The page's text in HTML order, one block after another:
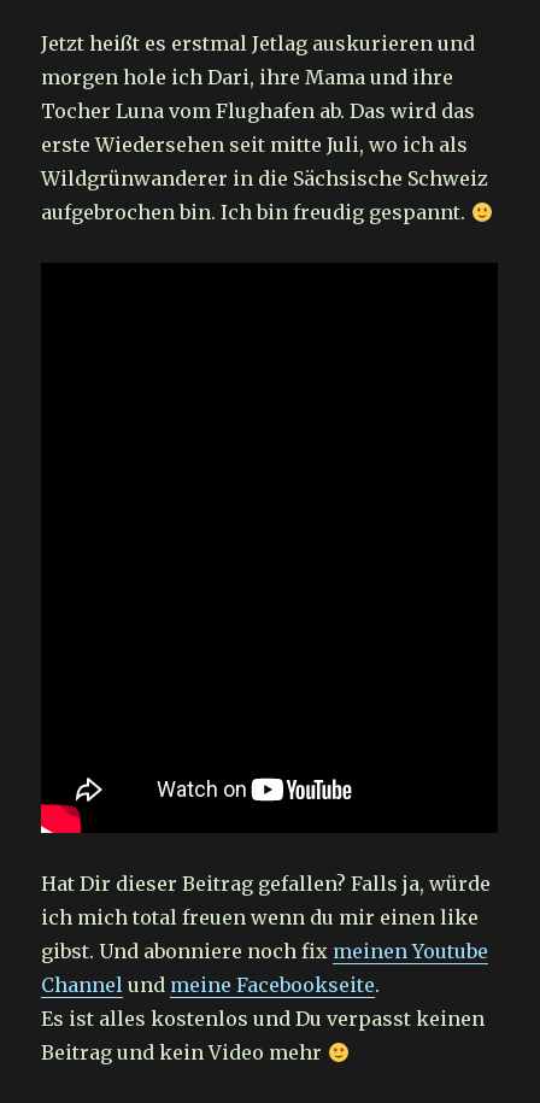
Jetzt heißt es erstmal Jetlag auskurieren und
morgen hole ich Dari, ihre Mama und ihre
Tocher Luna vom Flughafen ab. Das wird das
erste Wiedersehen seit mitte Juli, wo ich als
Wildgrünwanderer in die Sächsische Schweiz
aufgebrochen bin. Ich bin freudig gespannt.
Hat Dir dieser Beitrag gefallen? Falls ja, würde
ich mich total freuen wenn du mir einen like
gibst. Und abonniere noch fix meinen Youtube
Channel und meine Facebookseite.
Es ist alles kostenlos und Du verpasst keinen
Beitrag und kein Video mehr